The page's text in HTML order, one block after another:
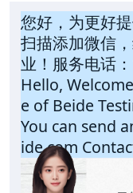
您好，为更好
扫描添加微信
业！服务电话
Hello,
e of Beide
You can send
ide.com